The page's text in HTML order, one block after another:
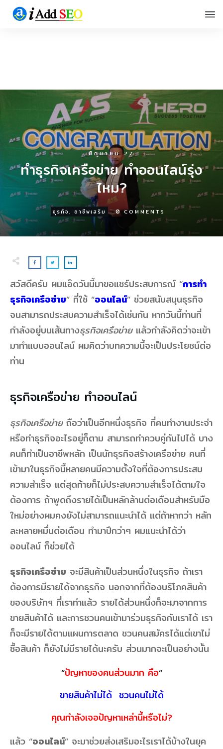
มิถุนายน 27
ทำธุรกิจเครือข่าย ทำออนไลน์รุ่ง
ไหม?
ธุรกิจ, อาชีพเสริม 0 COMMENTS
สวัสดีครับ ผมแอ๊ดวันนี้มาขอแชร์ประสบการณ์ “การทำ
ธุรกิจเครือข่าย” ที่ใช้ “ออนไลน์” ช่วยสนับสนุนธุรกิจ
จนสามารถประสบความสำเร็จได้เช่นกัน หากวันนี้ท่านที่
กำลังอยู่บนเส้นทางธุรกิจเครือข่ายแล้วกำลังคิดว่าจะเข้า
มาทำแบบออนไลน์ ผมคิดว่าบทความนี้จะเป็นประโยชน์ต่อ
ท่าน
ธุรกิจเครือข่าย ทำออนไลน์
ธุรกิจเครือข่ายถือว่าเป็นอีกหนึ่งธุรกิจ ที่คนทำงานประจำ
หรือทำธุรกิจอะไรอยู่ก็ตาม สามารถทำควบคู่กันไปได้ บาง
คนก็ทำเป็นอาชีพหลัก เป็นนักธุรกิจสร้างเครือข่าย คนที่
เข้ามาในธุรกิจนี้หลายคนมีความตั้งใจที่ต้องการประสบ
ความสำเร็จ แต่สุดท้ายก็ไม่ประสบความสำเร็จได้ตามใจ
ต้องการ ถ้าพูดถึงรายได้เป็นหลักล้านต่อเดือนสำหรับมือ
ใหม่อย่างผมคงยังไม่สามารถแนะนำได้ แต่ถ้าหากว่า หลัก
ละหลายหมื่นต่อเดือน ทำมาปีกว่าๆ ผมแนะนำได้ว่า
ออนไลน์ ก็ช่วยได้
ธุรกิจเครือข่าย จะมีสินค้าเป็นส่วนหนึ่งในธุรกิจ ถ้าเรา
ต้องการมีรายได้จากธุรกิจ นอกจากที่ต้องบริโภคสินค้า
ของบริษัทฯ ที่เราทำแล้ว รายได้ส่วนหนึ่งก็จะมาจากการ
ขายสินค้าได้ และการชวนคนเข้ามาร่วมธุรกิจกับเราได้ เรา
ก็จะมีรายได้ตามแผนการตลาด ชวนคนสมัครได้แต่เขาไม่
ซื้อสินค้า ก็ยังไม่มีรายได้นะครับ ส่วนมากจะเป็นอย่างนั้น
“ปัญหาของคนส่วนมาก คือ“
ขายสินค้าไม่ได้ ชวนคนไม่ได้
คุณกำลังเจอปัญหาเหล่านี้หรือไม่?
แล้ว “ออนไลน์” จะมาช่วยส่งเสริมอะไรเราได้บ้างในยุค